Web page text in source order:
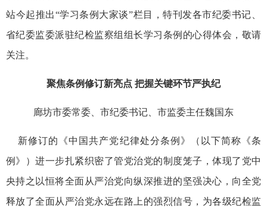
站今起推出“学习条例大家谈”栏目，特刊发各市纪委书记、
省纪委监委派驻纪检监察组组长学习条例的心得体会，敬请
关注。
聚焦条例修订新亮点 把握关键环节严执纪
廊坊市委常委、市纪委书记、市监委主任魏国东
新修订的《中国共产党纪律处分条例》（以下简称《条
例》）进一步扎紧织密了管党治党的制度笼子，体现了党中
央持之以恒将全面从严治党向纵深推进的坚强决心，向全党
释放了全面从严治党永远在路上的强烈信号，为各级纪检监